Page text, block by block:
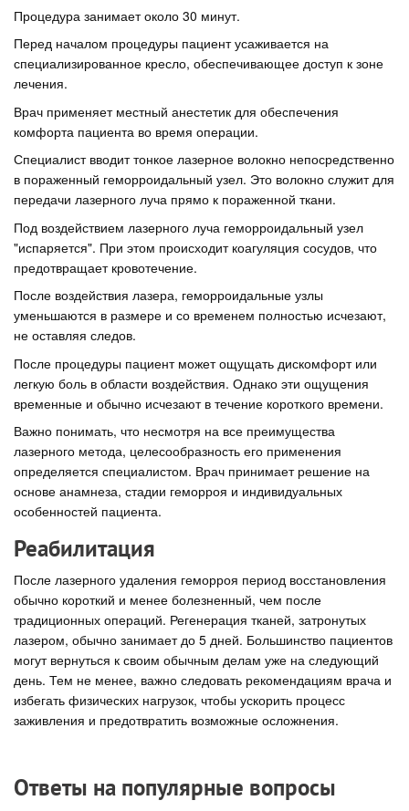
Процедура занимает около 30 минут.
Перед началом процедуры пациент усаживается на
специализированное кресло, обеспечивающее доступ к зоне
лечения.
Врач применяет местный анестетик для обеспечения
комфорта пациента во время операции.
Специалист вводит тонкое лазерное волокно непосредственно
в пораженный геморроидальный узел. Это волокно служит для
передачи лазерного луча прямо к пораженной ткани.
Под воздействием лазерного луча геморроидальный узел
"испаряется". При этом происходит коагуляция сосудов, что
предотвращает кровотечение.
После воздействия лазера, геморроидальные узлы
уменьшаются в размере и со временем полностью исчезают,
не оставляя следов.
После процедуры пациент может ощущать дискомфорт или
легкую боль в области воздействия. Однако эти ощущения
временные и обычно исчезают в течение короткого времени.
Важно понимать, что несмотря на все преимущества
лазерного метода, целесообразность его применения
определяется специалистом. Врач принимает решение на
основе анамнеза, стадии геморроя и индивидуальных
особенностей пациента.
Реабилитация
После лазерного удаления геморроя период восстановления
обычно короткий и менее болезненный, чем после
традиционных операций. Регенерация тканей, затронутых
лазером, обычно занимает до 5 дней. Большинство пациентов
могут вернуться к своим обычным делам уже на следующий
день. Тем не менее, важно следовать рекомендациям врача и
избегать физических нагрузок, чтобы ускорить процесс
заживления и предотвратить возможные осложнения.
Ответы на популярные вопросы